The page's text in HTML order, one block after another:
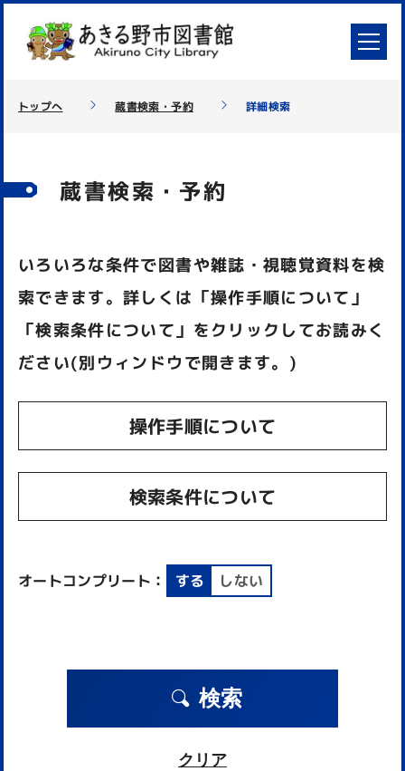
トップへ 蔵書検索・予約 詳細検索
蔵書検索・予約
いろいろな条件で図書や雑誌・視聴覚資料を検
索できます。詳しくは「操作手順について」
「検索条件について」をクリックしてお読みく
ださい(別ウィンドウで開きます。)
操作手順について
検索条件について
オートコンプリート： する しない
検索
クリア